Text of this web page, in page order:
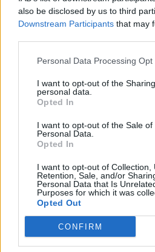
also be disclosed by us to third
Downstream Participants that may
Personal Data Processing Opt
I want to opt-out of the
personal data.
Opted In
I want to opt-out of the Sale of
Personal Data.
Opted In
I want to opt-out of Collection,
Retention, Sale, and/or
Personal Data that Is
Purposes for which it was
Opted Out
CONFIRM
Trouver un instrument de
meilleur prix sur
Paroles + Traduction
Commentaires
Voir la vidéo de
Chanson sans vidéo